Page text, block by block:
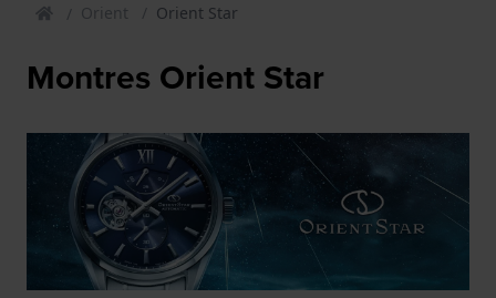
Orient Orient Star
Montres Orient Star